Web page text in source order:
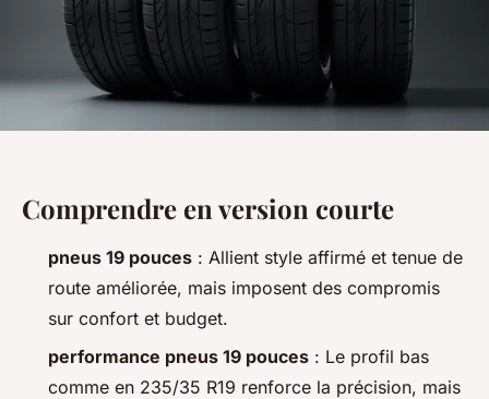
Comprendre en version courte
pneus 19 pouces : Allient style affirmé et tenue de
route améliorée, mais imposent des compromis
sur confort et budget.
performance pneus 19 pouces : Le profil bas
comme en 235/35 R19 renforce la précision, mais